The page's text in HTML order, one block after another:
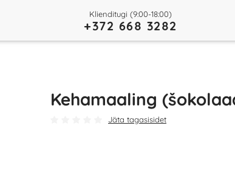
Klienditugi (9:00-18:00)
+372 668 3282
Kehamaaling
Jäta tagasisidet